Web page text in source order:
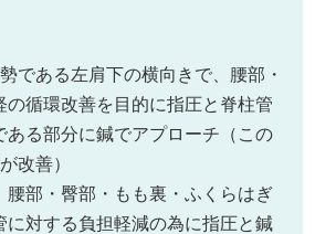
である左肩下の横向きで、腰部・
の循環改善を目的に指圧と脊柱管
ある部分に鍼でアプローチ（この
改善）
腰部・臀部・もも裏・ふくらはぎ
に対する負担軽減の為に指圧と鍼